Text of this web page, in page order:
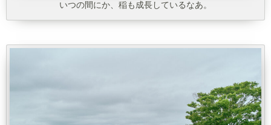
いつの間にか、稲も成長しているなあ。